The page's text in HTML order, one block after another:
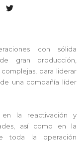
con sólida
gran producción,
para liderar
una compañía líder
la reactivación y
así como en la
toda la operación